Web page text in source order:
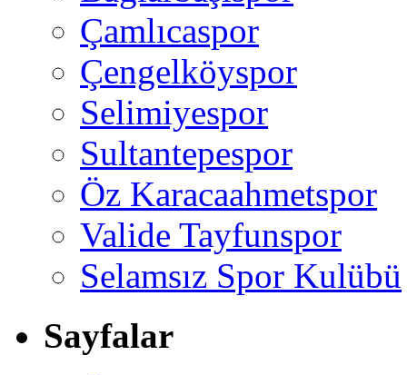
Çamlıcaspor
Çengelköyspor
Selimiyespor
Sultantepespor
Öz Karacaahmetspor
Valide Tayfunspor
Selamsız Spor Kulübü
Sayfalar